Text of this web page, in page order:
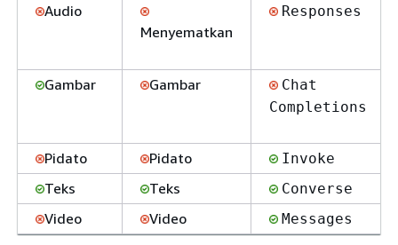
Audio
Menyematkan
Responses
Gambar Gambar
Chat
Completions
Pidato Pidato Invoke
Teks Teks Converse
Video Video Messages